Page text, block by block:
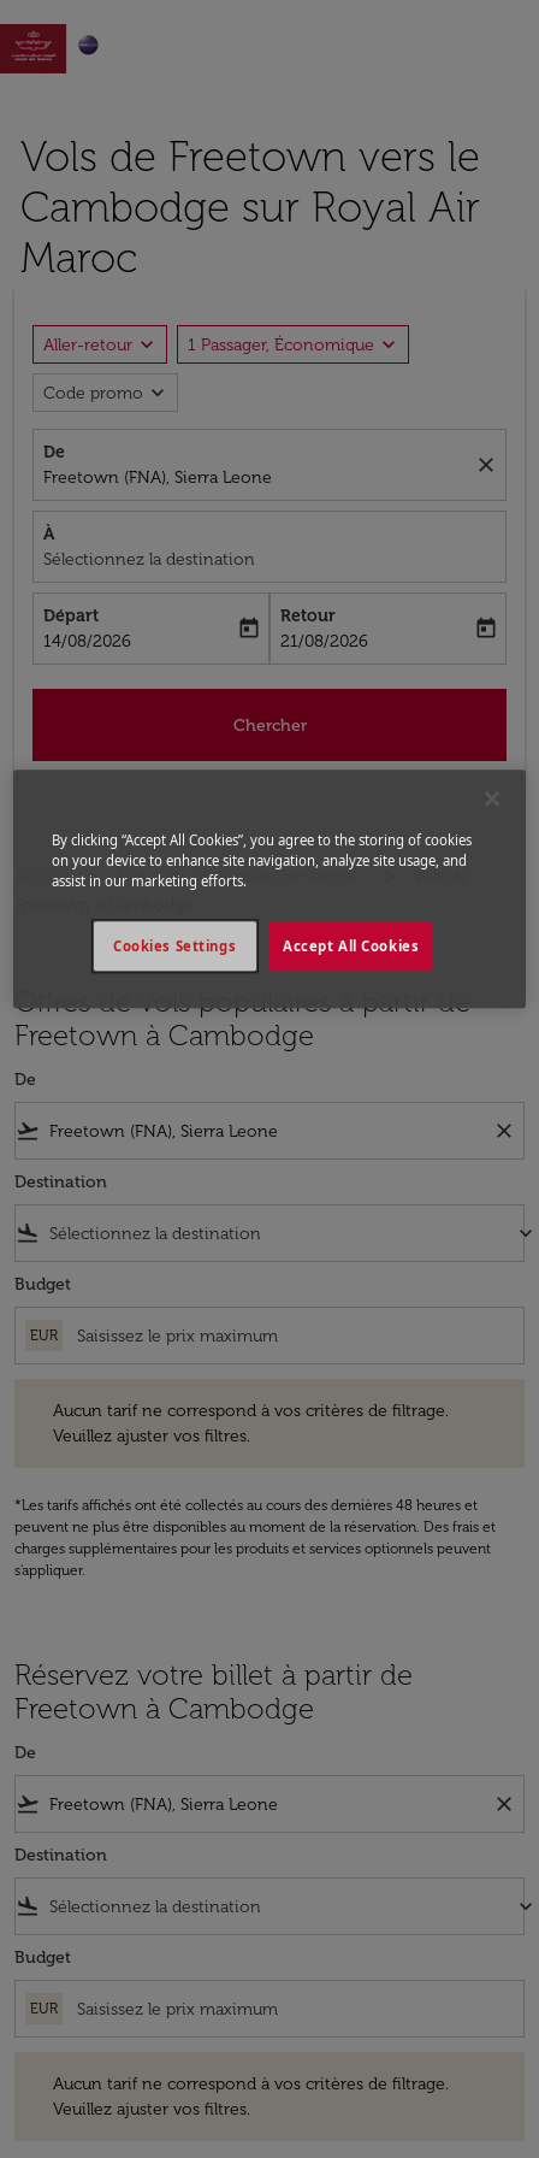

Vols de Freetown vers le
Cambodge sur Royal Air
Maroc
Aller-retour expand_more 1 Passager, Économique expand_more
Code promo expand_more
De
Freetown (FNA), Sierra Leone
close
À
Sélectionnez la destination
Départ
fc-booking-departure-date-aria-label
14/08/2026
today
Retour
fc-booking-return-date-aria-label
21/08/2026
today
Chercher
Accueil Vols Vols pour Cambodge
Vols de
Offres de vols populaires à partir de
Freetown à Cambodge
De
flight_takeoff close
Destination
flight_land keyboard_arrow_down
Budget
EUR
Aucun tarif ne correspond à vos critères de filtrage.
Veuillez ajuster vos filtres.
*Les tarifs affichés ont été collectés au cours des dernières 48 heures et
peuvent ne plus être disponibles au moment de la réservation. Des frais et
charges supplémentaires pour les produits et services optionnels peuvent
s'appliquer.
Réservez votre billet à partir de
Freetown à Cambodge
De
flight_takeoff close
Destination
flight_land keyboard_arrow_down
Budget
EUR
Aucun tarif ne correspond à vos critères de filtrage.
Veuillez ajuster vos filtres.
By clicking “Accept All Cookies”, you agree to the storing of cookies
on your device to enhance site navigation, analyze site usage, and
assist in our marketing efforts.
Accept All Cookies
Cookies Settings